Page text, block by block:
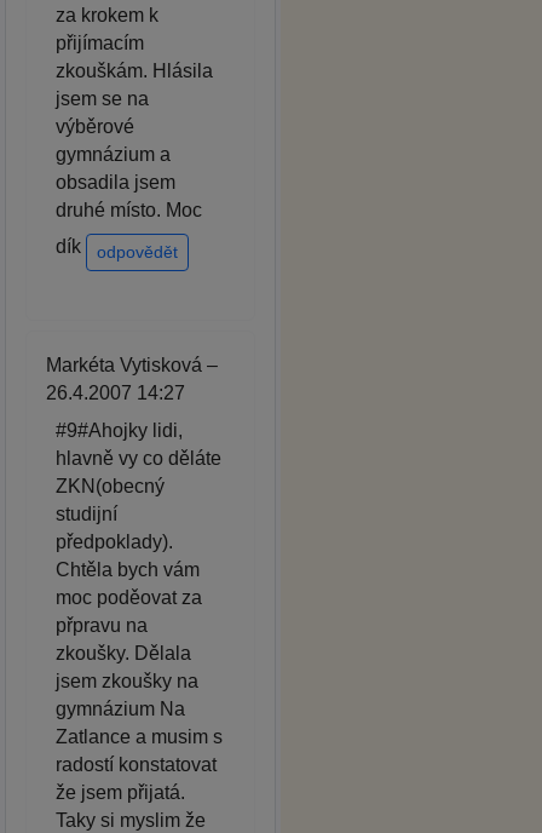
za krokem k
přijímacím
zkouškám. Hlásila
jsem se na
výběrové
gymnázium a
obsadila jsem
druhé místo. Moc
dík
odpovědět
Markéta Vytisková –
26.4.2007 14:27
#9#Ahojky lidi,
hlavně vy co děláte
ZKN(obecný
studijní
předpoklady).
Chtěla bych vám
moc poděovat za
přpravu na
zkoušky. Dělala
jsem zkoušky na
gymnázium Na
Zatlance a musim s
radostí konstatovat
že jsem přijatá.
Taky si myslim že